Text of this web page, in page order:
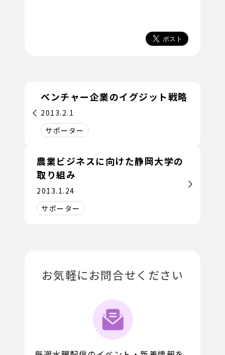
ベンチャー企業のイグジット戦略
2013.2.1
サポーター
農業ビジネスに向けた静岡大学の
取り組み
2013.1.24
サポーター
お気軽にお問合せください